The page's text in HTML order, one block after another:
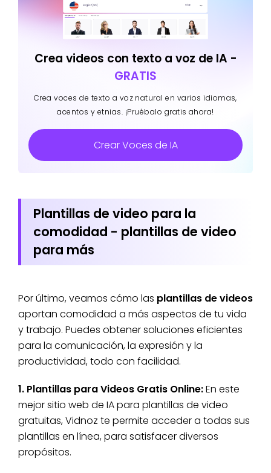
Crea videos con texto a voz de IA -
GRATIS
Crea voces de texto a voz natural en varios idiomas,
acentos y etnias. ¡Pruébalo gratis ahora!
Crear Voces de IA
Plantillas de video para la
comodidad - plantillas de video
para más
Por último, veamos cómo las plantillas de videos
aportan comodidad a más aspectos de tu vida
y trabajo. Puedes obtener soluciones eficientes
para la comunicación, la expresión y la
productividad, todo con facilidad.
1. Plantillas para Videos Gratis Online:En este
mejor sitio web de IA para plantillas de video
gratuitas, Vidnoz te permite acceder a todas sus
plantillas en línea, para satisfacer diversos
propósitos.